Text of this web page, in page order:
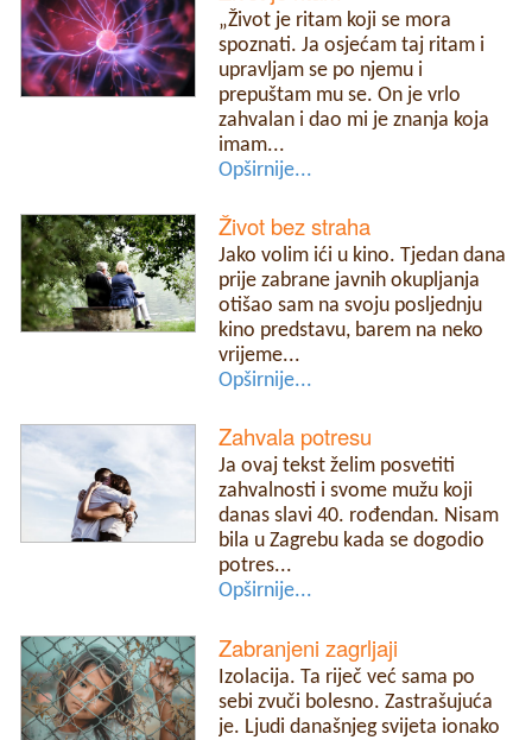
„Život je ritam koji se mora
spoznati. Ja osjećam taj ritam i
upravljam se po njemu i
prepuštam mu se. On je vrlo
zahvalan i dao mi je znanja koja
imam...
Opširnije...
Život bez straha
Jako volim ići u kino. Tjedan dana
prije zabrane javnih okupljanja
otišao sam na svoju posljednju
kino predstavu, barem na neko
vrijeme...
Opširnije...
Zahvala potresu
Ja ovaj tekst želim posvetiti
zahvalnosti i svome mužu koji
danas slavi 40. rođendan. Nisam
bila u Zagrebu kada se dogodio
potres...
Opširnije...
Zabranjeni zagrljaji
Izolacija. Ta riječ već sama po
sebi zvuči bolesno. Zastrašujuća
je. Ljudi današnjeg svijeta ionako